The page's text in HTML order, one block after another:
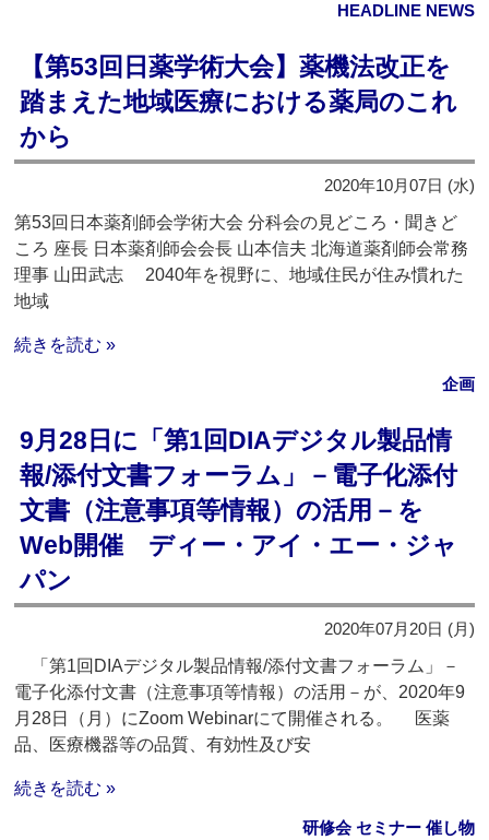
HEADLINE NEWS
【第53回日薬学術大会】薬機法改正を
踏まえた地域医療における薬局のこれ
から
2020年10月07日 (水)
第53回日本薬剤師会学術大会 分科会の見どころ・聞きど
ころ 座長 日本薬剤師会会長 山本信夫 北海道薬剤師会常務
理事 山田武志 2040年を視野に、地域住民が住み慣れた
地域
続きを読む »
企画
9月28日に「第1回DIAデジタル製品情
報/添付文書フォーラム」－電子化添付
文書（注意事項等情報）の活用－を
Web開催 ディー・アイ・エー・ジャ
パン
2020年07月20日 (月)
「第1回DIAデジタル製品情報/添付文書フォーラム」－
電子化添付文書（注意事項等情報）の活用－が、2020年9
月28日（月）にZoom Webinarにて開催される。 医薬
品、医療機器等の品質、有効性及び安
続きを読む »
研修会 セミナー 催し物